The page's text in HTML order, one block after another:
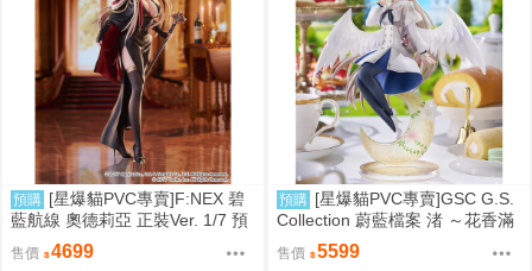
預購 [星爆貓PVC專賣]F:NEX 碧
藍航線 奧德莉亞 正裝Ver. 1/7 預
計2027/06到貨
售價 4699
預購 [星爆貓PVC專賣]GSC G.S.
Collection 蔚藍檔案 渚 ～花香滿
溢的微笑～ 預計2027/12到貨
售價 5599